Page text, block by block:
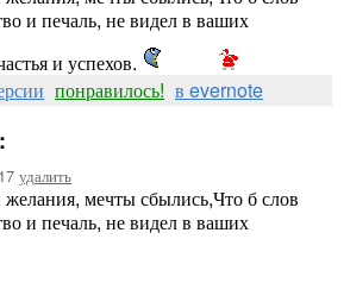
и печаль, не видел в ваших
и успехов.
понравилось! в evernote
удалить
мечты сбылись,Что б слов
и печаль, не видел в ваших